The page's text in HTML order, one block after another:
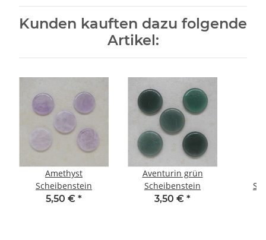
Kunden kauften dazu folgende
Artikel:
Amethyst
Scheibenstein
5,50 € *
Aventurin grün
Scheibenstein
3,50 € *